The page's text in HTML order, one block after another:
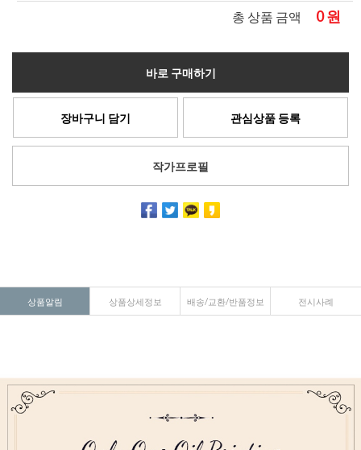
총 상품 금액 0원
바로 구매하기
장바구니 담기 관심상품 등록
작가프로필
상품알림 상품상세정보 배송/교환/반품정보 전시사례